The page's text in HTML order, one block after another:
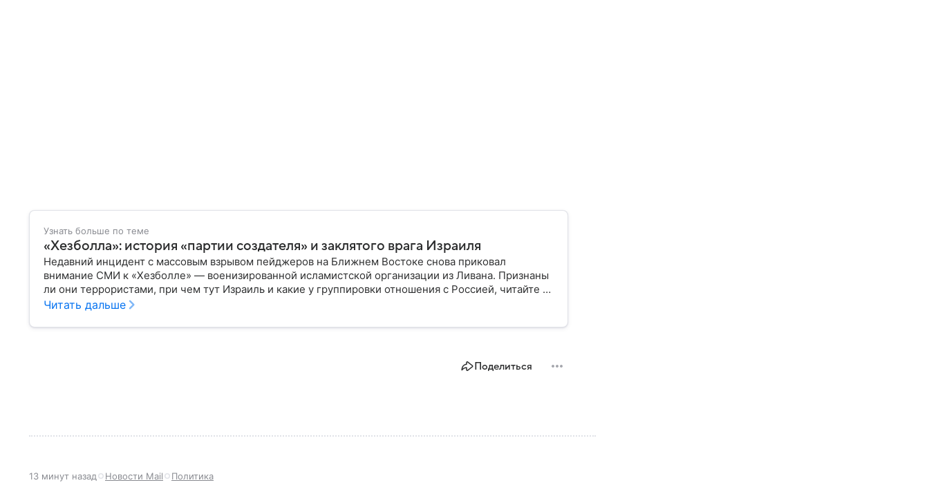
Узнать больше по теме
«Хезболла»: история «партии создателя» и заклятого врага Израиля
Недавний инцидент с массовым взрывом пейджеров на Ближнем Востоке снова приковал
внимание СМИ к «Хезболле» — военизированной исламистской организации из Ливана. Признаны
ли они террористами, при чем тут Израиль и какие у группировки отношения с Россией, читайте в
материале.
Читать дальше
Поделиться
13 минут назад Новости Mail Политика